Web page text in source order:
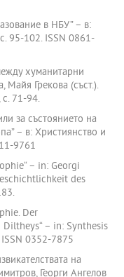
в НБУ” – в:
95-102. ISSN 0861-
хуманитарни
Майя Грекова (съст.).
с. 71-94.
за състоянието на
– в: Християнство и
9761
– in: Georgi
des
Der
– in: Synthesis
0352-7875
на
Георги Ангелов